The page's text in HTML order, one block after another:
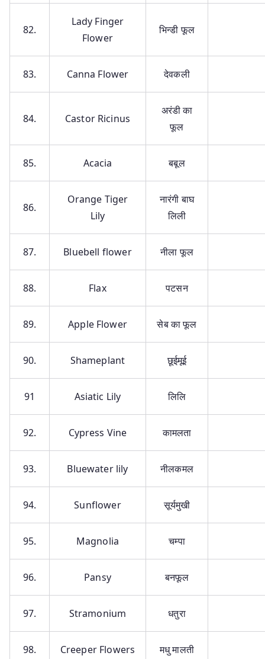
82.
Lady Finger
Flower
भिन्डी फूल
83. Canna Flower देवकली
84. Castor Ricinus
अरंडी का
फूल
85. Acacia बबूल
86.
Orange Tiger
Lily
नारंगी बाघ
लिली
87. Bluebell flower नीला फूल
88. Flax पटसन
89. Apple Flower सेब का फूल
90. Shameplant छूईमूई
91 Asiatic Lily लिलि
92. Cypress Vine कामलता
93. Bluewater lily नीलकमल
94. Sunflower सूर्यमुखी
95. Magnolia चम्पा
96. Pansy बनफूल
97. Stramonium धतुरा
98. Creeper Flowers मधु मालती